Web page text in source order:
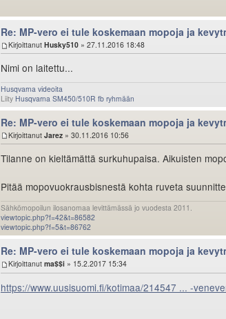
Re: MP-vero ei tule koskemaan mopoja ja
Kirjoittanut Husky510» 27.11.2016 18:48
Nimi on laitettu...
Husqvarna videoita
Liity Husqvarna SM450/510R fb ryhmään
Re: MP-vero ei tule koskemaan mopoja ja
Kirjoittanut Jarez» 30.11.2016 10:56
Tilanne on kieltämättä surkuhupaisa. Aikuisten
Pitää mopovuokrausbisnestä kohta ruveta
Sähkömopoilun ilosanomaa levittämässä jo vuodesta 2011.
viewtopic.php?f=42&t=86582
viewtopic.php?f=5&t=86762
Re: MP-vero ei tule koskemaan mopoja ja
Kirjoittanut ma$$i» 15.2.2017 15:34
https://www.uusisuomi.fi/kotimaa/214547 ... -